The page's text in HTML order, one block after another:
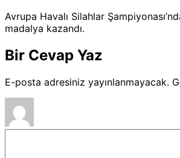
Avrupa Havalı Silahlar
madalya kazandı.
Bir Cevap Yaz
E-posta adresiniz yayınlanmayacak.